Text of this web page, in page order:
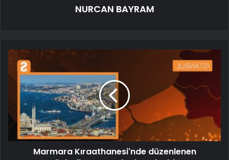
NURCAN BAYRAM
Marmara Kıraathanesi'nde düzenlenen